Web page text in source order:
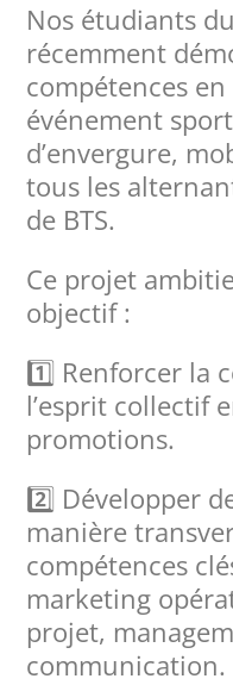
Nos étudiants
récemment
compétences
événement
d’envergure,
tous les
de BTS.
Ce projet
objectif :
1️⃣ Renforcer la
l’esprit collectif
promotions.
2️⃣ Développer
manière
compétences
marketing
projet,
communication.